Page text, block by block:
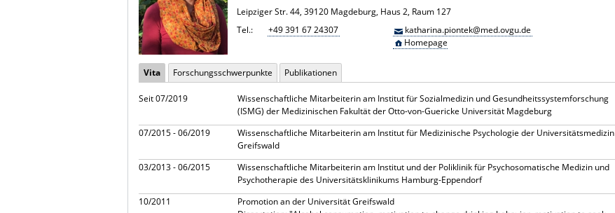
Leipziger Str. 44, 39120 Magdeburg, Haus 2, Raum 127
Tel.:
+49 391 67 24307
katharina.piontek@med.ovgu.de
Homepage
Vita Forschungsschwerpunkte Publikationen
Seit 07/2019
Wissenschaftliche Mitarbeiterin am Institut für Sozialmedizin und Gesundheitssystemforschung
(ISMG) der Medizinischen Fakultät der Otto-von-Guericke Universität Magdeburg
07/2015 - 06/2019
Wissenschaftliche Mitarbeiterin am Institut für Medizinische Psychologie der Universitätsmedizin
Greifswald
03/2013 - 06/2015
Wissenschaftliche Mitarbeiterin am Institut und der Poliklinik für Psychosomatische Medizin und
Psychotherapie des Universitätsklinikums Hamburg-Eppendorf
10/2011
Promotion an der Universität Greifswald